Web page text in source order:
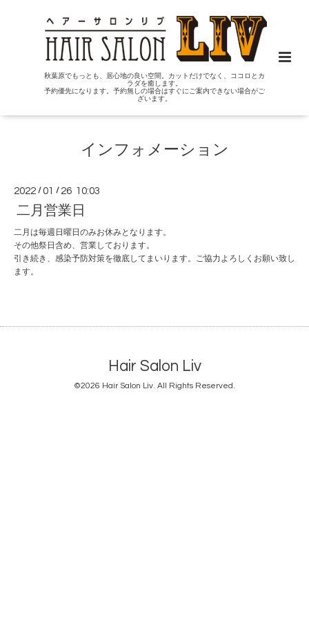
秋葉原でもっとも、居心地の良い空間。カットだけでなく、ココロとカ
ラダを癒します。
予約優先になります。予約無しの場合はすぐにご案内できない場合がご
ざいます。
インフォメーション
2022 /01 / 26 10:03
二月営業日
二月は毎週日曜日のみお休みとなります。
その他祭日含め、営業しております。
引き続き、感染予防対策を徹底してまいります。ご協力よろしくお願い致し
ます。
Hair Salon Liv
©2026 Hair Salon Liv. All Rights Reserved.